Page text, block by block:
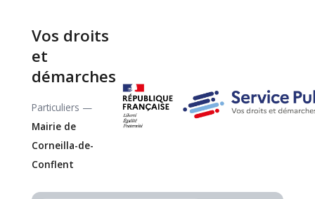
Vos droits
et
démarches
Particuliers —
Mairie de
Corneilla-de-
Conflent